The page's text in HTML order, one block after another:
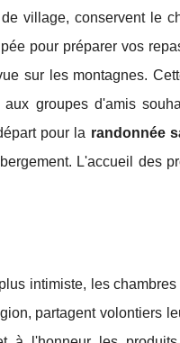
village, conservent le
pour préparer vos
sur les montagnes.
groupes d'amis
pour la randonnée
L'accueil des
intimiste, les chambres
partagent volontiers